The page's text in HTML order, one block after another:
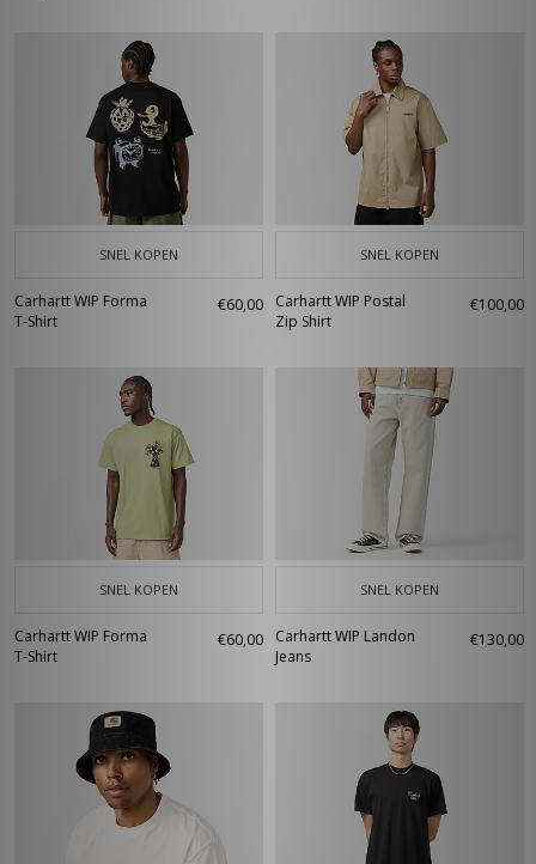
SNEL KOPEN
Carhartt WIP Forma
T-Shirt
€60,00
SNEL KOPEN
Carhartt WIP Postal
Zip Shirt
€100,00
SNEL KOPEN
Carhartt WIP Forma
T-Shirt
€60,00
SNEL KOPEN
Carhartt WIP Landon
Jeans
€130,00